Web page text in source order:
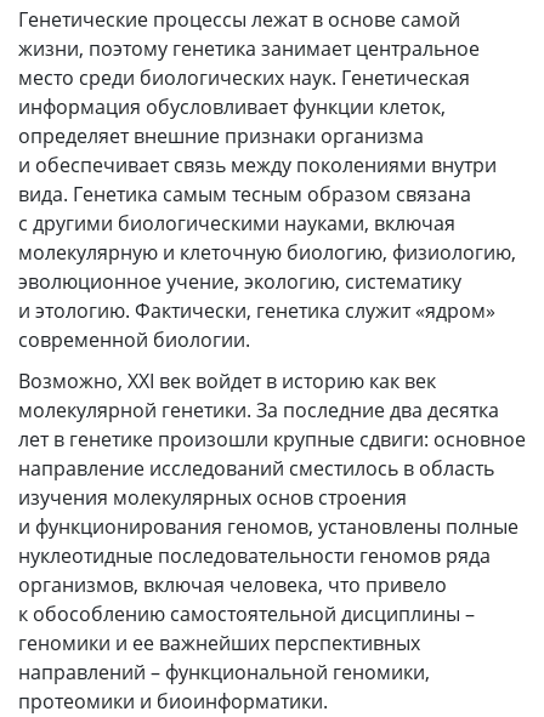
Генетические процессы лежат в основе самой
жизни, поэтому генетика занимает центральное
место среди биологических наук. Генетическая
информация обусловливает функции клеток,
определяет внешние признаки организма
и обеспечивает связь между поколениями внутри
вида. Генетика самым тесным образом связана
с другими биологическими науками, включая
молекулярную и клеточную биологию, физиологию,
эволюционное учение, экологию, систематику
и этологию. Фактически, генетика служит «ядром»
современной биологии.
Возможно, ХХI век войдет в историю как век
молекулярной генетики. За последние два десятка
лет в генетике произошли крупные сдвиги: основное
направление исследований сместилось в область
изучения молекулярных основ строения
и функционирования геномов, установлены полные
нуклеотидные последовательности геномов ряда
организмов, включая человека, что привело
к обособлению самостоятельной дисциплины –
геномики и ее важнейших перспективных
направлений – функциональной геномики,
протеомики и биоинформатики.